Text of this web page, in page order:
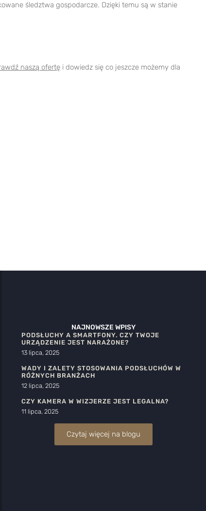
śledztwa gospodarcze. Dzięki temu są w stanie
naszą ofertę i dowiedz się co jeszcze możemy dla
NAJNOWSZE WPISY
PODSŁUCHY A SMARTFONY. CZY TWOJE
URZĄDZENIE JEST NARAŻONE?
13 lipca, 2025
WADY I ZALETY STOSOWANIA PODSŁUCHÓW W
RÓŻNYCH BRANŻACH
12 lipca, 2025
CZY KAMERA W WIZJERZE JEST LEGALNA?
11 lipca, 2025
Czytaj więcej na blogu